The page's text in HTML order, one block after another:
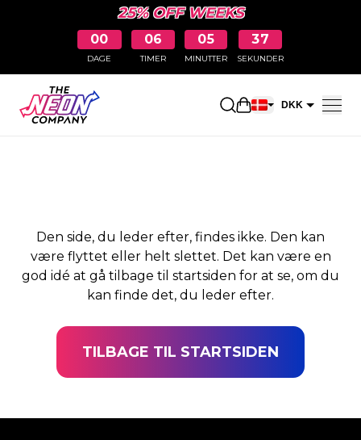
25% OFF WEEKS
00
DAGE
06
TIMER
05
MINUTTER
36
SEKUNDER
Åbn DKK
SIDEN BLEV IKKE
Den side, du leder efter, findes ikke. Den kan
være flyttet eller helt slettet. Det kan være en
god idé at gå tilbage til startsiden for at se, om du
kan finde det, du leder efter.
TILBAGE TIL STARTSIDEN